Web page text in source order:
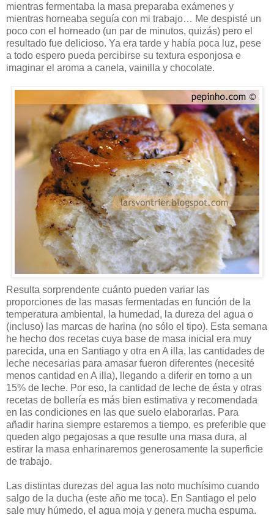
mientras fermentaba la masa preparaba exámenes y
mientras horneaba seguía con mi trabajo… Me despisté un
poco con el horneado (un par de minutos, quizás) pero el
resultado fue delicioso. Ya era tarde y había poca luz, pese
a todo espero pueda percibirse su textura esponjosa e
imaginar el aroma a canela, vainilla y chocolate.
Resulta sorprendente cuánto pueden variar las
proporciones de las masas fermentadas en función de la
temperatura ambiental, la humedad, la dureza del agua o
(incluso) las marcas de harina (no sólo el tipo). Esta semana
he hecho dos recetas cuya base de masa inicial era muy
parecida, una en Santiago y otra en A illa, las cantidades de
leche necesarias para amasar fueron diferentes (necesité
menos cantidad en A illa), llegando a diferir en torno a un
15% de leche. Por eso, la cantidad de leche de ésta y otras
recetas de bollería es más bien estimativa y recomendada
en las condiciones en las que suelo elaborarlas. Para
añadir harina siempre estaremos a tiempo, es preferible que
queden algo pegajosas a que resulte una masa dura, al
estirar la masa enharinaremos generosamente la superficie
de trabajo.
Las distintas durezas del agua las noto muchísimo cuando
salgo de la ducha (este año me toca). En Santiago el pelo
sale muy húmedo, el agua moja y genera mucha espuma.